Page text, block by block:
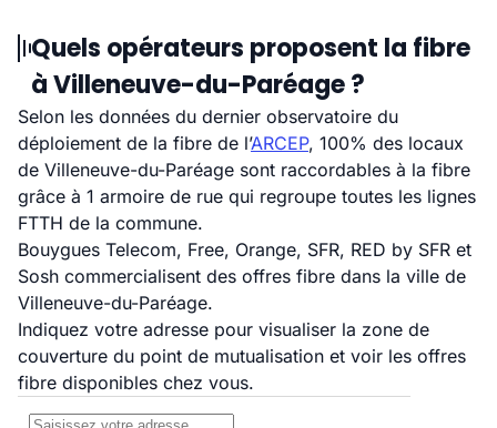
Quels opérateurs proposent la fibre
à Villeneuve-du-Paréage ?
Selon les données du dernier observatoire du
déploiement de la fibre de l’ARCEP, 100% des locaux
de Villeneuve-du-Paréage sont raccordables à la fibre
grâce à 1 armoire de rue qui regroupe toutes les lignes
FTTH de la commune.
Bouygues Telecom, Free, Orange, SFR, RED by SFR et
Sosh commercialisent des offres fibre dans la ville de
Villeneuve-du-Paréage.
Indiquez votre adresse pour visualiser la zone de
couverture du point de mutualisation et voir les offres
fibre disponibles chez vous.